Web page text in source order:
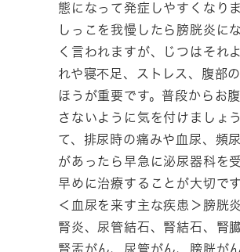
態になって発症しやすくなり
しっこを我慢したら膀胱炎に
く言われますが、じつはそれ
れや寝不足、ストレス、腹部
ほうが重要です。普段からお
さないように気を付けましょ
て、排尿時の痛みや血尿、頻
があったら早急に泌尿器科を
早めに治療することが大切です
＜血尿を来す主な疾患＞膀胱
腎炎、尿管結石、腎結石、腎
腎盂がん、尿管がん、膀胱が